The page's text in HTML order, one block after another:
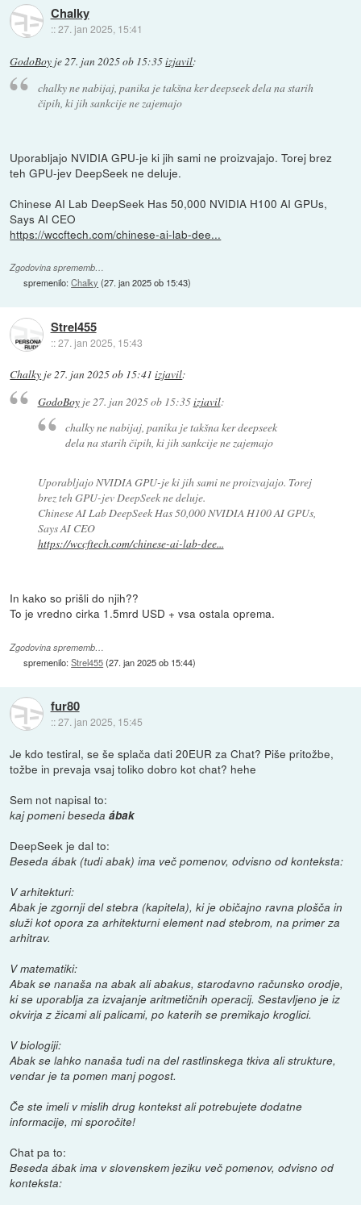
Chalky
::27. jan 2025, 15:41
GodoBoy je27. jan 2025 ob 15:35izjavil:
chalky ne nabijaj, panika je takšna ker deepseek dela na starih
čipih, ki jih sankcije ne zajemajo
Uporabljajo NVIDIA GPU-je ki jih sami ne proizvajajo. Torej brez
teh GPU-jev DeepSeek ne deluje.
Chinese AI Lab DeepSeek Has 50,000 NVIDIA H100 AI GPUs,
Says AI CEO
https://wccftech.com/chinese-ai-lab-dee...
Zgodovina sprememb…
spremenilo:Chalky (27. jan 2025 ob 15:43)
Strel455
::27. jan 2025, 15:43
Chalky je27. jan 2025 ob 15:41 izjavil:
GodoBoyje 27. jan 2025 ob 15:35izjavil:
chalky ne nabijaj, panika je takšna ker deepseek
dela na starih čipih, ki jih sankcije ne zajemajo
Uporabljajo NVIDIA GPU-je ki jih sami ne proizvajajo. Torej
brez teh GPU-jev DeepSeek ne deluje.
Chinese AI Lab DeepSeek Has 50,000 NVIDIA H100 AI GPUs,
Says AI CEO
https://wccftech.com/chinese-ai-lab-dee...
In kako so prišli do njih??
To je vredno cirka 1.5mrd USD + vsa ostala oprema.
Zgodovina sprememb…
spremenilo:Strel455(27. jan 2025 ob 15:44)
fur80
::27. jan 2025, 15:45
Je kdo testiral, se še splača dati 20EUR za Chat? Piše pritožbe,
tožbe in prevaja vsaj toliko dobro kot chat? hehe
Sem not napisal to:
kaj pomeni besedaábak
DeepSeek je dal to:
Beseda ábak (tudi abak) ima več pomenov, odvisno od konteksta:
V arhitekturi:
Abak je zgornji del stebra (kapitela), ki je običajno ravna plošča in
služi kot opora za arhitekturni element nad stebrom, na primer za
arhitrav.
V matematiki:
Abak se nanaša na abak ali abakus, starodavno računsko orodje,
ki se uporablja za izvajanje aritmetičnih operacij. Sestavljeno je iz
okvirja z žicami ali palicami, po katerih se premikajo kroglici.
V biologiji:
Abak se lahko nanaša tudi na del rastlinskega tkiva ali strukture,
vendar je ta pomen manj pogost.
Če ste imeli v mislih drug kontekst ali potrebujete dodatne
informacije, mi sporočite!
Chat pa to:
Beseda ábak ima v slovenskem jeziku več pomenov, odvisno od
konteksta: